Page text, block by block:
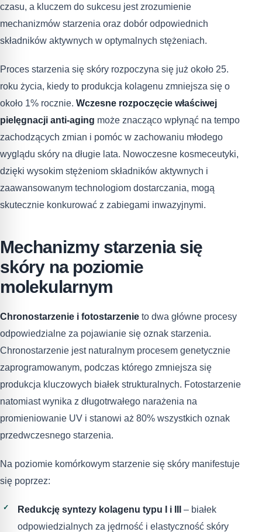
czasu, a kluczem do sukcesu jest zrozumienie
mechanizmów starzenia oraz dobór odpowiednich
składników aktywnych w optymalnych stężeniach.
Proces starzenia się skóry rozpoczyna się już około 25.
roku życia, kiedy to produkcja kolagenu zmniejsza się o
około 1% rocznie. Wczesne rozpoczęcie właściwej
pielęgnacji anti-aging może znacząco wpłynąć na tempo
zachodzących zmian i pomóc w zachowaniu młodego
wyglądu skóry na długie lata. Nowoczesne kosmeceutyki,
dzięki wysokim stężeniom składników aktywnych i
zaawansowanym technologiom dostarczania, mogą
skutecznie konkurować z zabiegami inwazyjnymi.
Mechanizmy starzenia się
skóry na poziomie
molekularnym
Chronostarzenie i fotostarzenie to dwa główne procesy
odpowiedzialne za pojawianie się oznak starzenia.
Chronostarzenie jest naturalnym procesem genetycznie
zaprogramowanym, podczas którego zmniejsza się
produkcja kluczowych białek strukturalnych. Fotostarzenie
natomiast wynika z długotrwałego narażenia na
promieniowanie UV i stanowi aż 80% wszystkich oznak
przedwczesnego starzenia.
Na poziomie komórkowym starzenie się skóry manifestuje
się poprzez:
Redukcję syntezy kolagenu typu I i III
– białek
odpowiedzialnych za jędrność i elastyczność skóry